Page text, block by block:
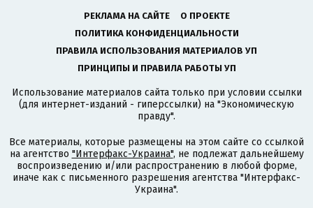
РЕКЛАМА НА САЙТЕ
О ПРОЕКТЕ
ПОЛИТИКА КОНФИДЕНЦИАЛЬНОСТИ
ПРАВИЛА ИСПОЛЬЗОВАНИЯ МАТЕРИАЛОВ УП
ПРИНЦИПЫ И ПРАВИЛА РАБОТЫ УП
Использование материалов сайта только при условии ссылки
(для интернет-изданий - гиперссылки) на "Экономическую
правду".
Все материалы, которые размещены на этом сайте со ссылкой
на агентство "Интерфакс-Украина", не подлежат дальнейшему
воспроизведению и/или распространению в любой форме,
иначе как с письменного разрешения агентства "Интерфакс-
Украина".